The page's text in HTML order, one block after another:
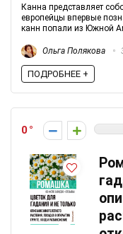
Канна представляет
европейцы впервые
канн попали из Южной
Ольга Полякова
ПОДРОБНЕЕ +
0